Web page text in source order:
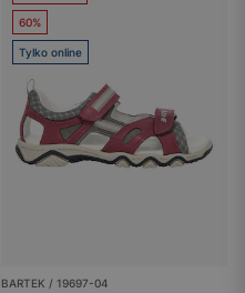
60%
Tylko online
BARTEK / 19697-04